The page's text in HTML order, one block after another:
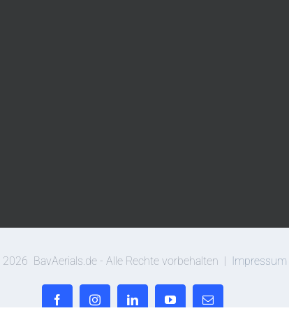
2026 BavAerials.de - Alle Rechte vorbehalten | Impressum
FacebookInstagramLinkedInYouTubeE-